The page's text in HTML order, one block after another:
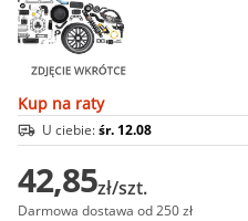
Kup na raty
U ciebie:śr. 12.08
42,85zł/szt.
Darmowa dostawa od 250 zł